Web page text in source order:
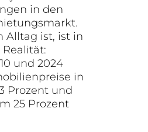
in den
Alltag ist, ist in
und 2024
in
Prozent und
25 Prozent